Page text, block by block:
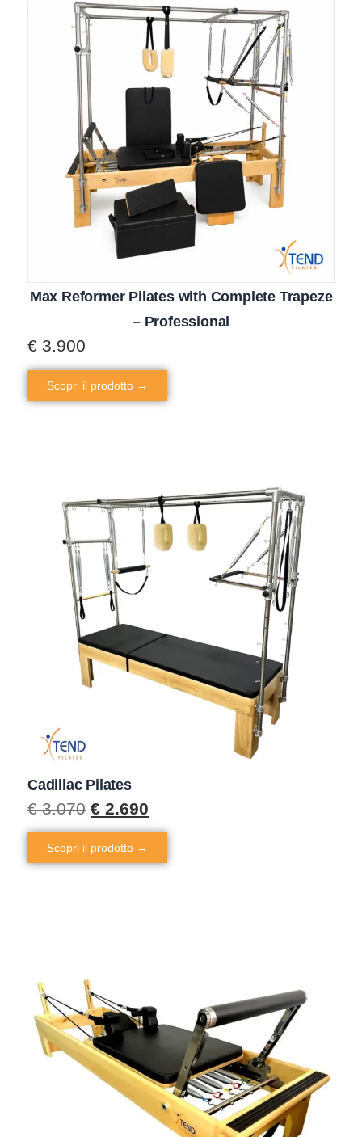
Max Reformer Pilates with Complete Trapeze
– Professional
€ 3.900
Scopri il prodotto →
Cadillac Pilates
€3.070 € 2.690
Scopri il prodotto →